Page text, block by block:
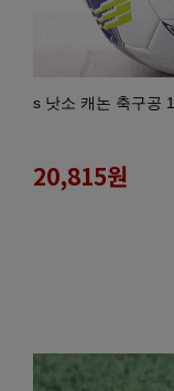
s 낫소 캐논 축구공
20,815원